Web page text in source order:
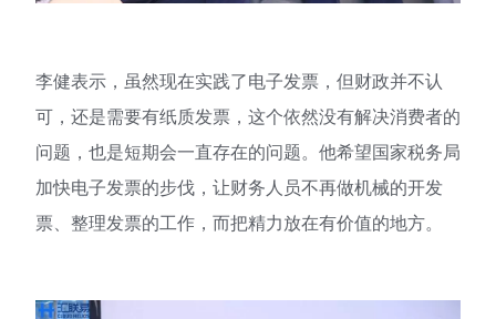
李健表示，虽然现在实践了电子发票，但财政并不认
可，还是需要有纸质发票，这个依然没有解决消费者的
问题，也是短期会一直存在的问题。他希望国家税务局
加快电子发票的步伐，让财务人员不再做机械的开发
票、整理发票的工作，而把精力放在有价值的地方。